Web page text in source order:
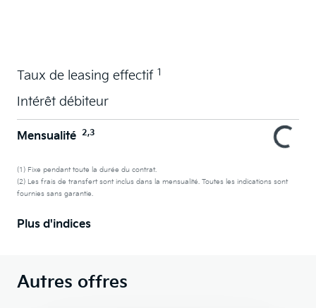
Taux de leasing effectif 1
Intérêt débiteur
Mensualité 2,3
(1) Fixe pendant toute la durée du contrat.
(2) Les frais de transfert sont inclus dans la mensualité. Toutes les indications sont
fournies sans garantie.
Plus d'indices
Autres offres